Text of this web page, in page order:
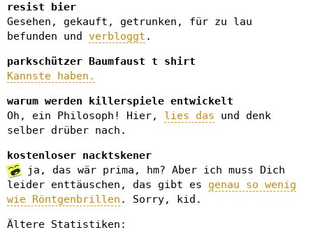
resist bier
Gesehen, gekauft, getrunken, für zu lau
befunden und verbloggt .
parkschützer Baumfaust t shirt
Kannste haben.
warum werden killerspiele entwickelt
Oh, ein Philosoph! Hier, lies das und denk
selber drüber nach.
kostenloser nacktskener
ja, das wär prima, hm? Aber ich muss Dich
leider enttäuschen, das gibt es genau so wenig
wie Röntgenbrillen . Sorry, kid.
Ältere Statistiken: